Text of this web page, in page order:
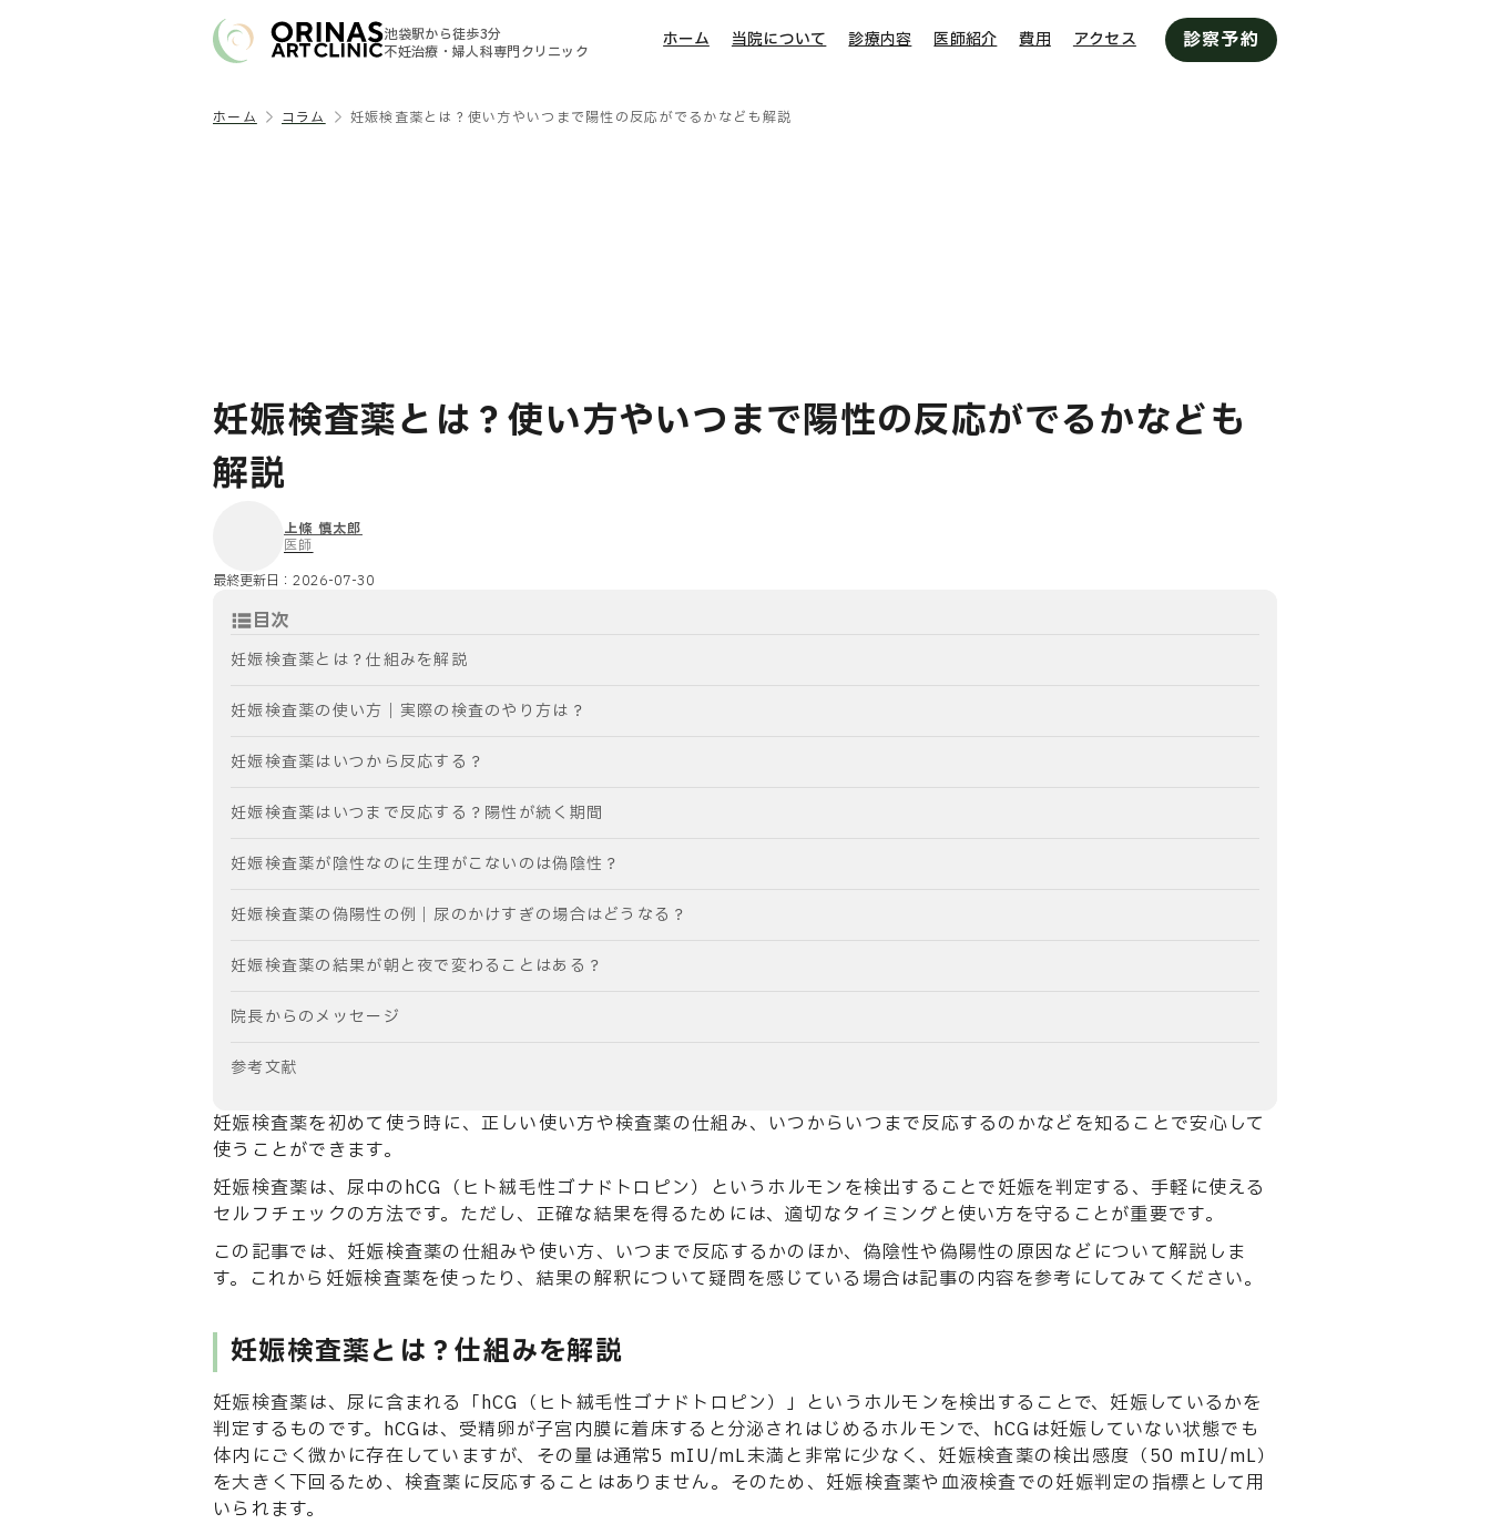
池袋駅から徒歩3分
不妊治療・婦人科専門クリニック
ホーム 当院について 診療内容 医師紹介 費用 アクセス 診察予約
ホーム コラム 妊娠検査薬とは？使い方やいつまで陽性の反応がでるかなども解説
妊娠検査薬とは？使い方やいつまで陽性の反応がでるかなども
解説
上條 慎太郎
医師
最終更新日： 2026-07-30
目次
妊娠検査薬とは？仕組みを解説
妊娠検査薬の使い方｜実際の検査のやり方は？
妊娠検査薬はいつから反応する？
妊娠検査薬はいつまで反応する？陽性が続く期間
妊娠検査薬が陰性なのに生理がこないのは偽陰性？
妊娠検査薬の偽陽性の例｜尿のかけすぎの場合はどうなる？
妊娠検査薬の結果が朝と夜で変わることはある？
院長からのメッセージ
参考文献
妊娠検査薬を初めて使う時に、正しい使い方や検査薬の仕組み、いつからいつまで反応するのかなどを知ることで安心して
使うことができます。
妊娠検査薬は、尿中のhCG（ヒト絨毛性ゴナドトロピン）というホルモンを検出することで妊娠を判定する、手軽に使える
セルフチェックの方法です。ただし、正確な結果を得るためには、適切なタイミングと使い方を守ることが重要です。
この記事では、妊娠検査薬の仕組みや使い方、いつまで反応するかのほか、偽陰性や偽陽性の原因などについて解説しま
す。これから妊娠検査薬を使ったり、結果の解釈について疑問を感じている場合は記事の内容を参考にしてみてください。
妊娠検査薬とは？仕組みを解説
妊娠検査薬は、尿に含まれる「hCG（ヒト絨毛性ゴナドトロピン）」というホルモンを検出することで、妊娠しているかを
判定するものです。hCGは、受精卵が子宮内膜に着床すると分泌されはじめるホルモンで、hCGは妊娠していない状態でも
体内にごく微かに存在していますが、その量は通常5 mIU/mL未満と非常に少なく、妊娠検査薬の検出感度（50 mIU/mL）
を大きく下回るため、検査薬に反応することはありません。そのため、妊娠検査薬や血液検査での妊娠判定の指標として用
いられます。